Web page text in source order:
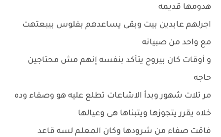
هدومها قديمه
اجرلهم عابدين بيت وبقى يساعدهم بفلوس بيبعتهت
مع واحد من صبيانه
و أوقات كان بيروح يتأكد بنفسه إنهم مش محتاجين
حاجه
مر تلات شهور وبدأ الاشاعات تطلع عليه هو وصفاء وده
خلاه يقرر يتجوزها ويتبناها هى وعيالها
فاقت صفاء من شرودها وكان المعلم لسه قاعد